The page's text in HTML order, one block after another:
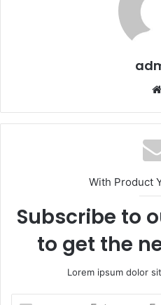
With Product
Subscribe to
to get the
Lorem ipsum dolor